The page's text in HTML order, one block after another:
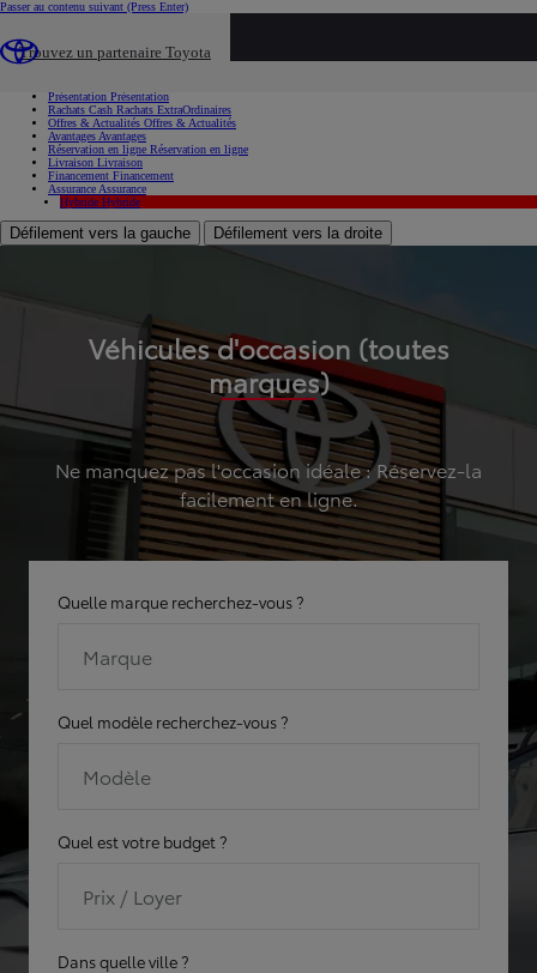
Passer au contenu suivant (Press Enter)
Trouvez un partenaire Toyota
Présentation Présentation
Rachats Cash Rachats ExtraOrdinaires
Offres & Actualités Offres & Actualités
Avantages Avantages
Réservation en ligne Réservation en ligne
Livraison Livraison
Financement Financement
Assurance Assurance
Hybride Hybride
Défilement vers la gauche Défilement vers la droite
Véhicules d'occasion (toutes
marques)
Ne manquez pas l'occasion idéale : Réservez-la
facilement en ligne.
Quelle marque recherchez-vous ?
Marque
Quel modèle recherchez-vous ?
Modèle
Quel est votre budget ?
Prix / Loyer
Dans quelle ville ?